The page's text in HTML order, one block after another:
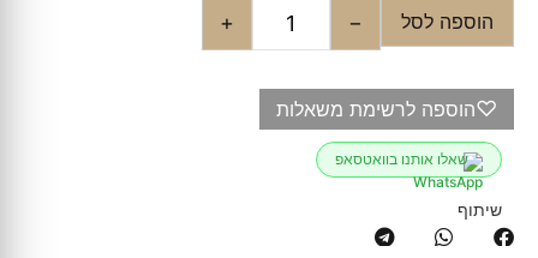
−
+ הוספה לסל
♡הוספה לרשימת משאלות
שאלו אותנו בוואטסאפ
שיתוף